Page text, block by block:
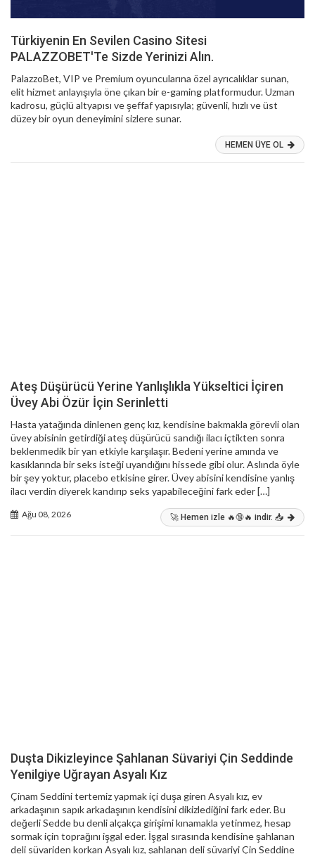
Türkiyenin En Sevilen Casino Sitesi
PALAZZOBET'Te Sizde Yerinizi Alın.
PalazzoBet, VIP ve Premium oyuncularına özel ayrıcalıklar sunan,
elit hizmet anlayışıyla öne çıkan bir e-gaming platformudur. Uzman
kadrosu, güçlü altyapısı ve şeffaf yapısıyla; güvenli, hızlı ve üst
düzey bir oyun deneyimini sizlere sunar.
HEMEN ÜYE OL
Ateş Düşürücü Yerine Yanlışlıkla Yükseltici İçiren
Üvey Abi Özür İçin Serinletti
Hasta yatağında dinlenen genç kız, kendisine bakmakla görevli olan
üvey abisinin getirdiği ateş düşürücü sandığı ilacı içtikten sonra
beklenmedik bir yan etkiyle karşılaşır. Bedeni yerine amında ve
kasıklarında bir seks isteği uyandığını hissede gibi olur. Aslında öyle
bir şey yoktur, placebo etkisine girer. Üvey abisini kendisine yanlış
ilacı verdin diyerek kandırıp seks yapabileceğini fark eder […]
Ağu 08, 2026 🚀 Hemen izle 🔥🔞🔥 indir. 📥
Duşta Dikizleyince Şahlanan Süvariyi Çin Seddinde
Yenilgiye Uğrayan Asyalı Kız
Çinam Seddini tertemiz yapmak içi duşa giren Asyalı kız, ev
arkadaşının sapık arkadaşının kendisini dikizlediğini fark eder. Bu
değerli Sedde bu denli alçakça girişimi kınamakla yetinmez, hesap
sormak için toprağını işgal eder. İşgal sırasında kendisine şahlanan
deli süvariden korkan Asyalı kız, şahlanan deli süvariyi Çin Seddine